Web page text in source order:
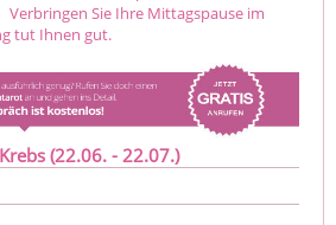
Verbringen Sie Ihre Mittagspause im
tut Ihnen gut.
(22.06. - 22.07.)